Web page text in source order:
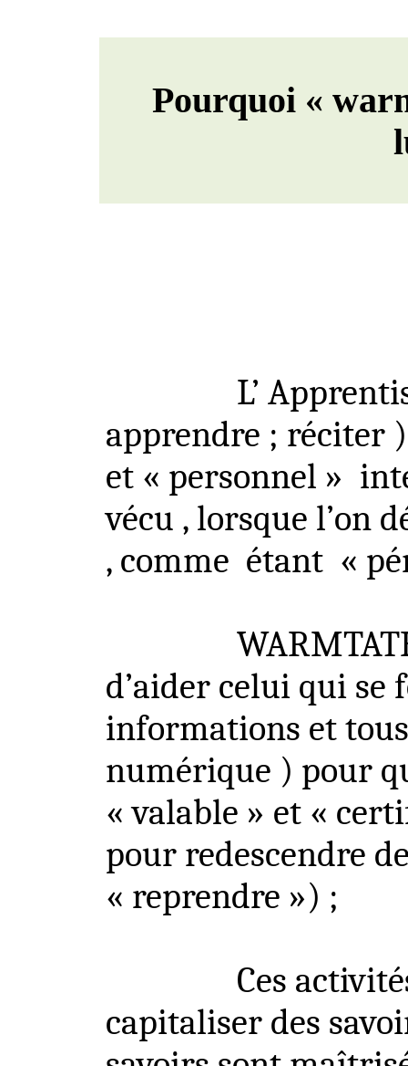
Pourquoi «
L’
apprendre ; réciter
et « personnel »
vécu , lorsque l’on
, comme étant «
d’aider celui qui
informations et
numérique ) pour
« valable » et «
pour redescendre
« reprendre ») ;
Ces
capitaliser des